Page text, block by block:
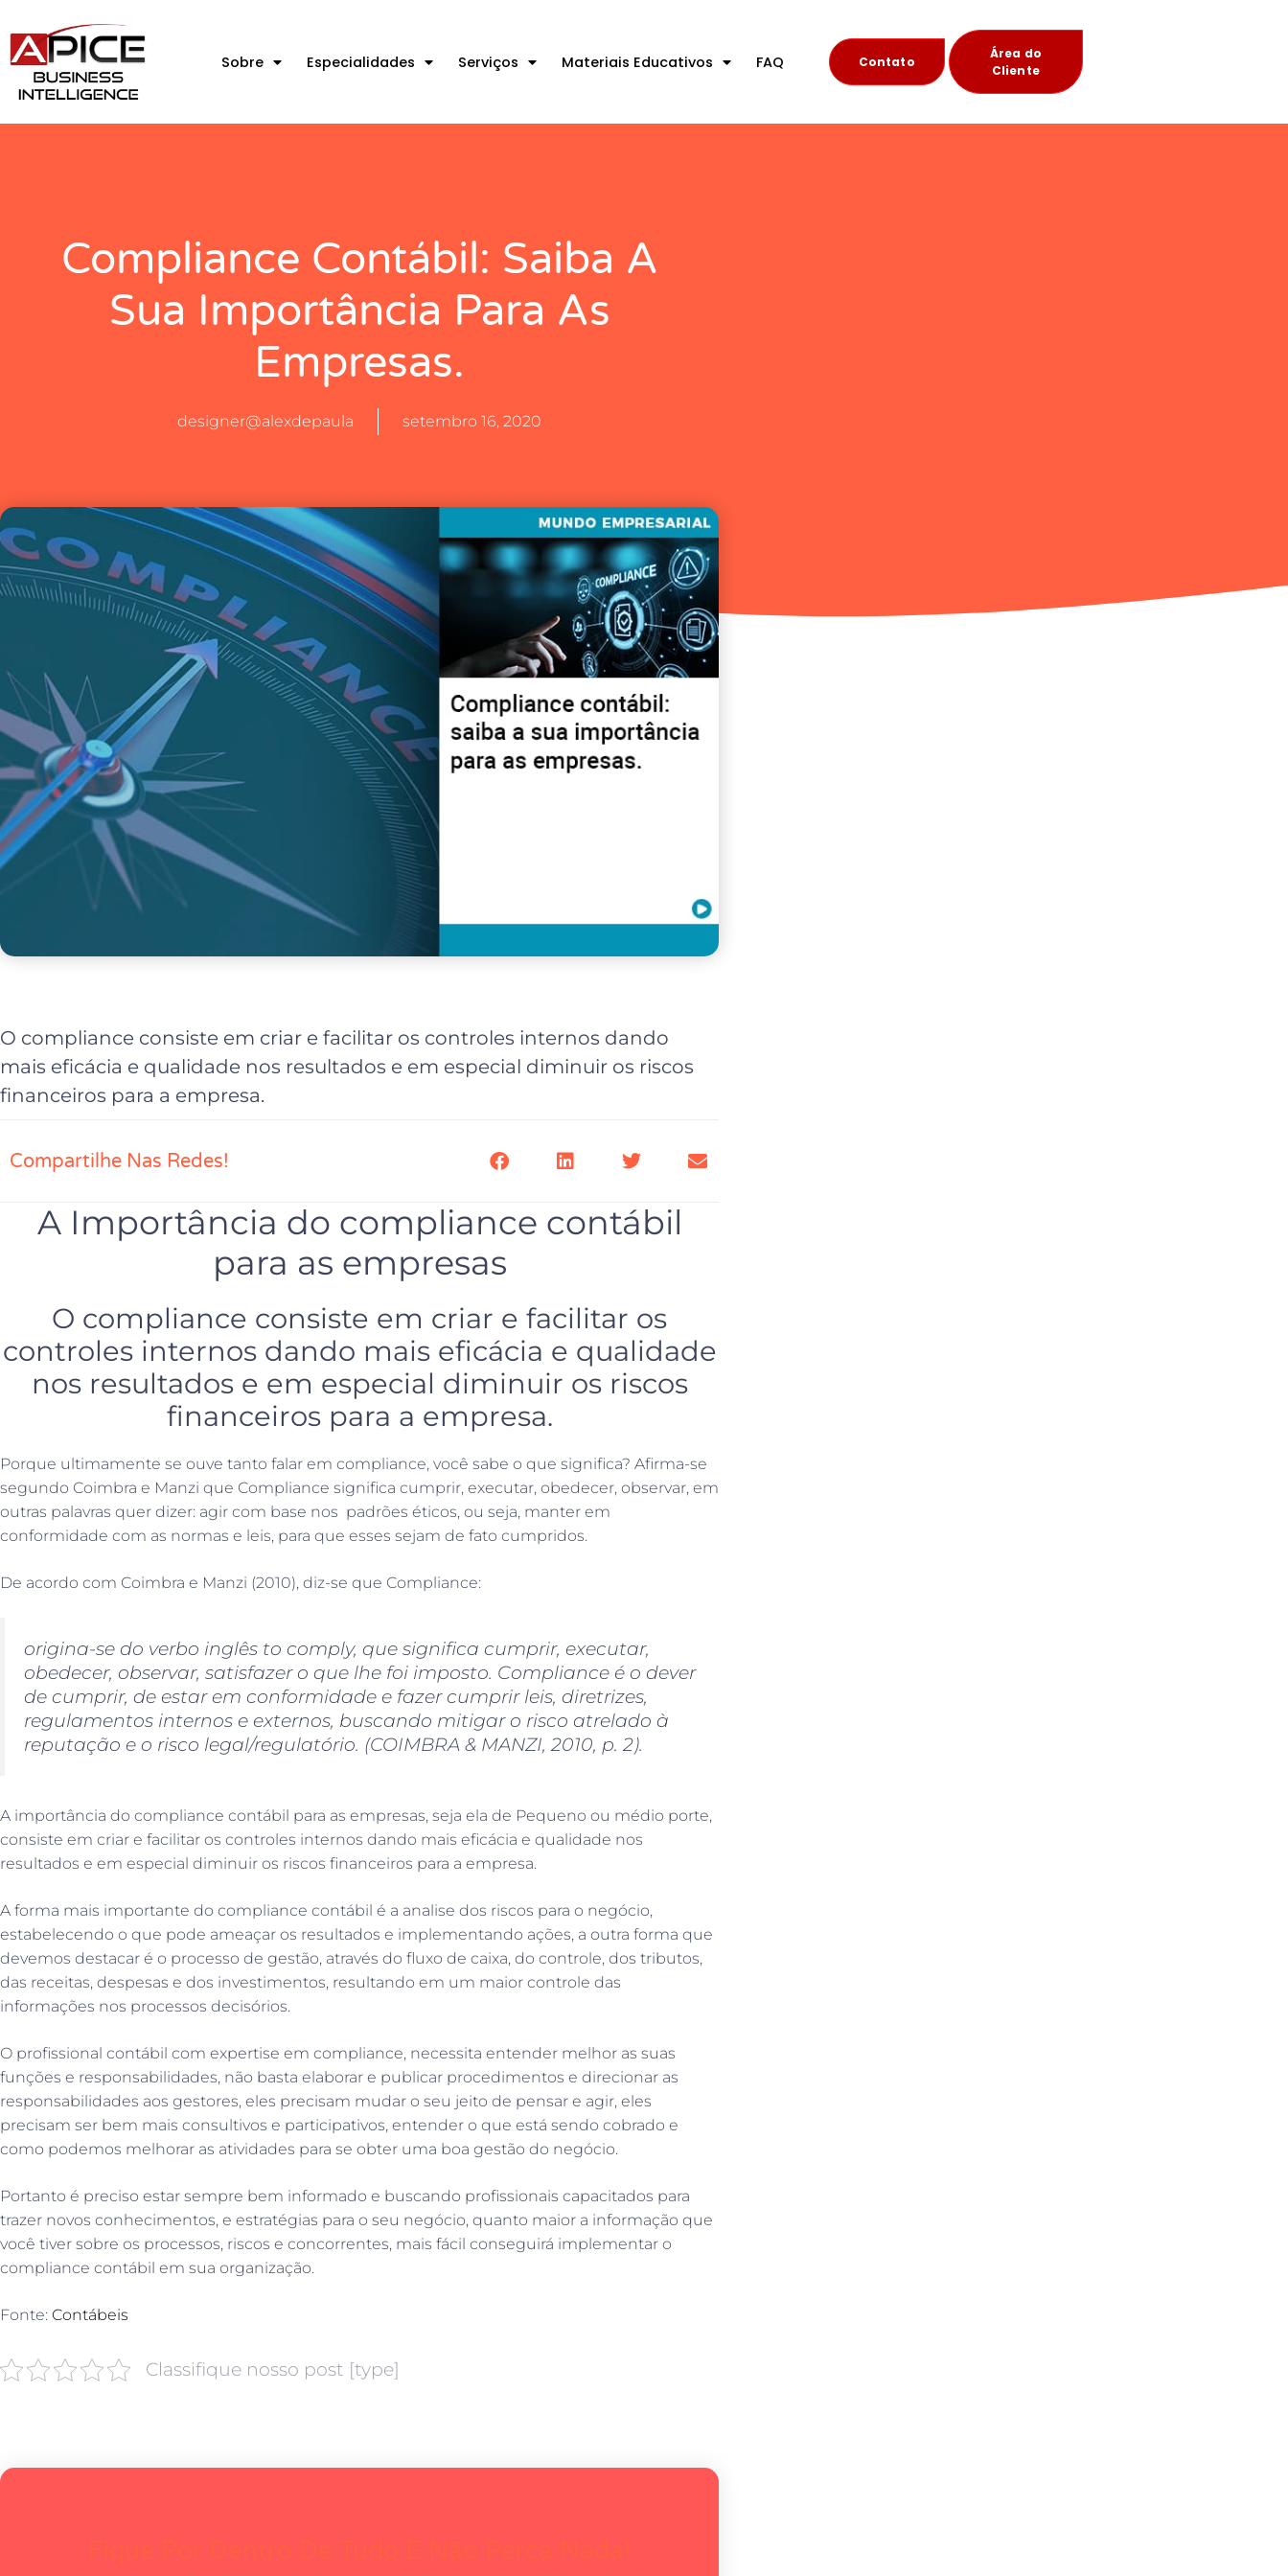
Sobre Especialidades Serviços Materiais Educativos FAQ Contato
Área do
Cliente
Compliance Contábil: Saiba A
Sua Importância Para As
Empresas.
designer@alexdepaula setembro 16, 2020
O compliance consiste em criar e facilitar os controles internos dando
mais eficácia e qualidade nos resultados e em especial diminuir os riscos
financeiros para a empresa.
Compartilhe Nas Redes!
A Importância do compliance contábil
para as empresas
O compliance consiste em criar e facilitar os
controles internos dando mais eficácia e qualidade
nos resultados e em especial diminuir os riscos
financeiros para a empresa.
Porque ultimamente se ouve tanto falar em compliance, você sabe o que significa? Afirma-se
segundo Coimbra e Manzi que Compliance significa cumprir, executar, obedecer, observar, em
outras palavras quer dizer: agir com base nos padrões éticos, ou seja, manter em
conformidade com as normas e leis, para que esses sejam de fato cumpridos.
De acordo com Coimbra e Manzi (2010), diz-se que Compliance:
origina-se do verbo inglês to comply, que significa cumprir, executar,
obedecer, observar, satisfazer o que lhe foi imposto. Compliance é o dever
de cumprir, de estar em conformidade e fazer cumprir leis, diretrizes,
regulamentos internos e externos, buscando mitigar o risco atrelado à
reputação e o risco legal/regulatório. (COIMBRA & MANZI, 2010, p. 2).
A importância do compliance contábil para as empresas, seja ela de Pequeno ou médio porte,
consiste em criar e facilitar os controles internos dando mais eficácia e qualidade nos
resultados e em especial diminuir os riscos financeiros para a empresa.
A forma mais importante do compliance contábil é a analise dos riscos para o negócio,
estabelecendo o que pode ameaçar os resultados e implementando ações, a outra forma que
devemos destacar é o processo de gestão, através do fluxo de caixa, do controle, dos tributos,
das receitas, despesas e dos investimentos, resultando em um maior controle das
informações nos processos decisórios.
O profissional contábil com expertise em compliance, necessita entender melhor as suas
funções e responsabilidades, não basta elaborar e publicar procedimentos e direcionar as
responsabilidades aos gestores, eles precisam mudar o seu jeito de pensar e agir, eles
precisam ser bem mais consultivos e participativos, entender o que está sendo cobrado e
como podemos melhorar as atividades para se obter uma boa gestão do negócio.
Portanto é preciso estar sempre bem informado e buscando profissionais capacitados para
trazer novos conhecimentos, e estratégias para o seu negócio, quanto maior a informação que
você tiver sobre os processos, riscos e concorrentes, mais fácil conseguirá implementar o
compliance contábil em sua organização.
Fonte: Contábeis
Classifique nosso post [type]